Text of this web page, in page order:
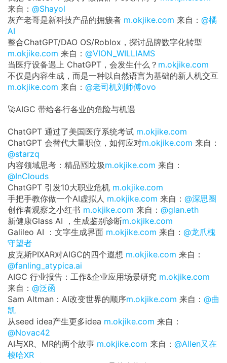
来自： @Shayol
灰产老哥是新科技产品的拥簇者 m.okjike.com 来自： @橘
AI
整合ChatGPT/DAO OS/Roblox，探讨品牌数字化转型
m.okjike.com 来自： @VION_WILLIAMS
当医疗设备遇上 ChatGPT，会发生什么？ m.okjike.com
不仅是内容生成，而是一种以自然语言为基础的新人机交互
m.okjike.com 来自： @老司机刘师傅ovo
🚀AIGC 带给各行各业的危险与机遇
ChatGPT 通过了美国医疗系统考试 m.okjike.com
ChatGPT 会替代大量职位，如何应对m.okjike.com 来自：
@starzq
内容领域思考：精品🆚垃圾m.okjike.com 来自：
@InClouds
ChatGPT 引发10大职业危机 m.okjike.com
手把手教你做一个AI虚拟人 m.okjike.com 来自： @深思圈
创作者观察之小红书 m.okjike.com 来自： @glan.eth
新健康Glass AI ，生成鉴别诊断m.okjike.com
Galileo AI ：文字生成界面 m.okjike.com 来自： @龙爪槐
守望者
皮克斯PIXAR对AIGC的四个遐想 m.okjike.com 来自：
@fanling_atypica.ai
AIGC 行业报告：工作&企业应用场景研究 m.okjike.com
来自： @泛函
Sam Altman：AI改变世界的顺序m.okjike.com 来自： @曲
凯
从seed idea产生更多idea m.okjike.com 来自：
@Novac42
AI与XR、MR的两个故事 m.okjike.com 来自： @Allen又在
梭哈XR